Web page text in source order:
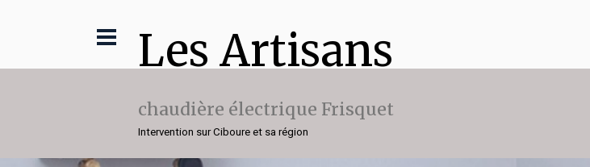
Les Artisans
chaudière électrique Frisquet
Intervention sur Ciboure et sa région